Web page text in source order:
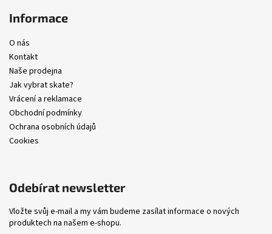
Informace
O nás
Kontakt
Naše prodejna
Jak vybrat skate?
Vrácení a reklamace
Obchodní podmínky
Ochrana osobních údajů
Cookies
Odebírat newsletter
Vložte svůj e-mail a my vám budeme zasílat informace o nových
produktech na našem e-shopu.